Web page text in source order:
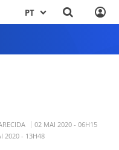
PT
02 MAI 2020 - 06H15
2020 - 13H48